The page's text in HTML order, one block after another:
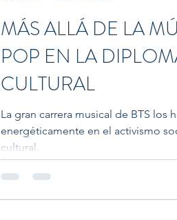
MÁS ALLÁ DE LA
POP EN LA
CULTURAL
La gran carrera musical de BTS los
energéticamente en el activismo
cultural.